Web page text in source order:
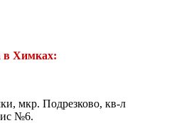
в Химках:
мкр. Подрезково, кв-л
№6.